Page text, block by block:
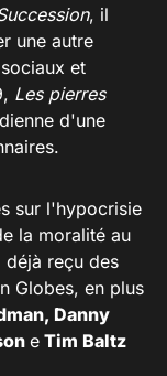
, il
une autre
et
Les pierres
d'une
sur l'hypocrisie
la moralité au
déjà reçu des
Globes, en plus
Danny
e Tim Baltz